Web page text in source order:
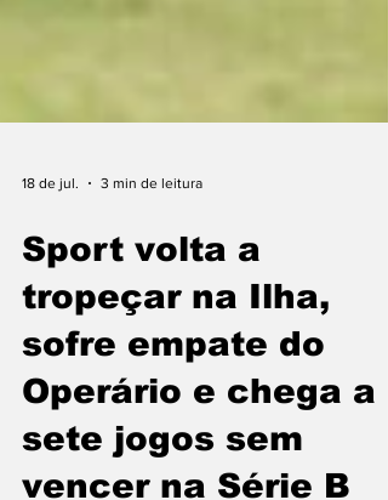
Sport volta a
tropeçar na Ilha,
sofre empate do
Operário e chega a
sete jogos sem